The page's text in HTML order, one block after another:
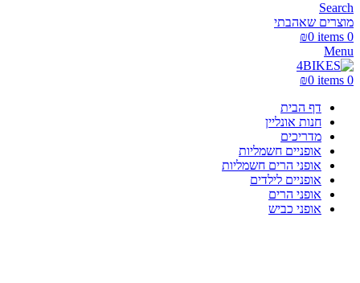
Search
מוצרים שאהבתי
0
items
₪0
Menu
0
items
₪0
דף הבית
חנות אונליין
מדריכים
אופניים חשמליות
אופני הרים חשמליות
אופניים לילדים
אופני הרים
אופני כביש